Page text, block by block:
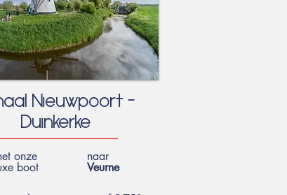
Nieuwpoort -
Duinkerke
onze
boot
naar
Veurne